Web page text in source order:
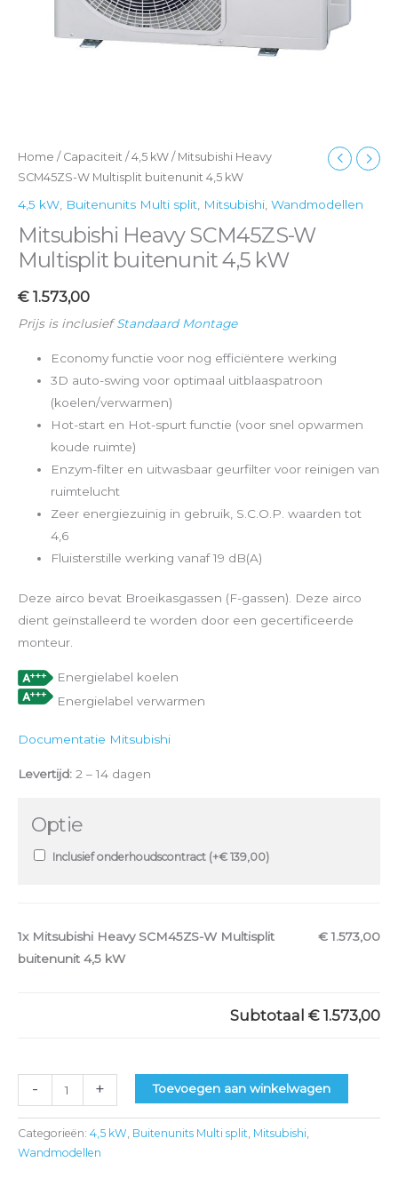
Home / Capaciteit / 4,5 kW / Mitsubishi Heavy
SCM45ZS-W Multisplit buitenunit 4,5 kW
4,5 kW Buitenunits Multi split Mitsubishi Wandmodellen
Mitsubishi Heavy SCM45ZS-W
Multisplit buitenunit 4,5 kW
€ 1.573,00
Prijs is inclusiefStandaard Montage
Economy functie voor nog efficiëntere werking
3D auto-swing voor optimaal uitblaaspatroon
(koelen/verwarmen)
Hot-start en Hot-spurt functie (voor snel opwarmen
koude ruimte)
Enzym-filter en uitwasbaar geurfilter voor reinigen van
ruimtelucht
Zeer energiezuinig in gebruik, S.C.O.P. waarden tot
4,6
Fluisterstille werking vanaf 19 dB(A)
Deze airco bevat Broeikasgassen (F-gassen). Deze airco
dient geïnstalleerd te worden door een gecertificeerde
monteur.
Energielabel koelen
Energielabel verwarmen
Documentatie Mitsubishi
Levertijd: 2 – 14 dagen
Optie
Inclusief onderhoudscontract (+€ 139,00)
1x Mitsubishi Heavy SCM45ZS-W Multisplit
buitenunit 4,5 kW
€ 1.573,00
Subtotaal € 1.573,00
- + Toevoegen aan winkelwagen
Categorieën: 4,5 kW, Buitenunits Multi split, Mitsubishi,
Wandmodellen